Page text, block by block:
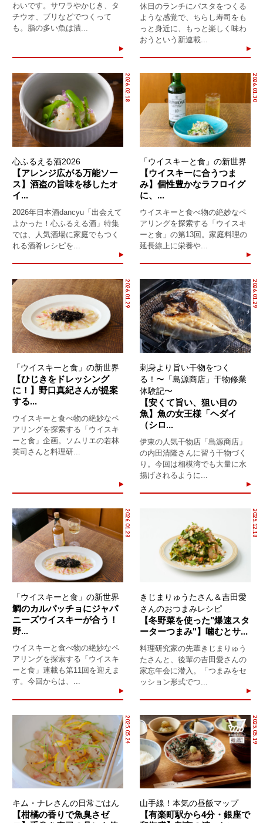
わいです。サワラやかじき、タ
チウオ、ブリなどでつくって
も。脂の多い魚は漬...
休日のランチにパスタをつくる
ような感覚で、ちらし寿司をも
っと身近に、もっと楽しく味わ
おうという新連載...
2026.02.18
心ふるえる酒2026
【アレンジ広がる万能ソー
ス】酒盗の旨味を移したオ
イ...
2026年日本酒dancyu「出会えて
よかった！心ふるえる酒」特集
では、人気酒場に家庭でもつく
れる酒肴レシピを...
2026.01.30
「ウイスキーと食」の新世界
【ウイスキーに合うつま
み】個性豊かなラフロイグ
に、...
ウイスキーと食べ物の絶妙なペ
アリングを探索する「ウイスキ
ーと食」の第13回。家庭料理の
延長線上に栄養や...
2026.01.29
「ウイスキーと食」の新世界
【ひじきをドレッシング
に！】野口真紀さんが提案
する...
ウイスキーと食べ物の絶妙なペ
アリングを探索する「ウイスキ
ーと食」企画。ソムリエの若林
英司さんと料理研...
2026.01.29
刺身より旨い干物をつく
る！〜「島源商店」干物修業
体験記〜
【安くて旨い、狙い目の
魚】魚の女王様「ヘダイ
（シロ...
伊東の人気干物店「島源商店」
の内田清隆さんに習う干物づく
り。今回は相模湾でも大量に水
揚げされるように...
2026.01.28
「ウイスキーと食」の新世界
鯛のカルパッチョにジャパ
ニーズウイスキーが合う！
野...
ウイスキーと食べ物の絶妙なペ
アリングを探索する「ウイスキ
ーと食」連載も第11回を迎えま
す。今回からは、...
2025.12.18
きじまりゅうたさん＆吉田愛
さんのおつまみレシピ
【冬野菜を使った"爆速スタ
ーターつまみ"】噛むとサ...
料理研究家の先輩きじまりゅう
たさんと、後輩の吉田愛さんの
家忘年会に潜入。「つまみをセ
ッション形式でつ...
2025.05.24
キム・ナレさんの日常ごはん
【柑橘の香りで魚臭さゼ
2025.05.19
山手線！本気の昼飯マップ
【有楽町駅から4分・銀座で